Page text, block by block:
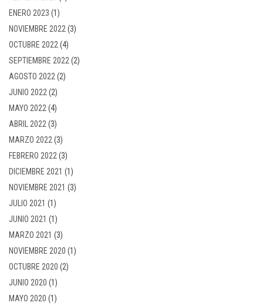
ENERO 2023 (1)
NOVIEMBRE 2022 (3)
OCTUBRE 2022 (4)
SEPTIEMBRE 2022 (2)
AGOSTO 2022 (2)
JUNIO 2022 (2)
MAYO 2022 (4)
ABRIL 2022 (3)
MARZO 2022 (3)
FEBRERO 2022 (3)
DICIEMBRE 2021 (1)
NOVIEMBRE 2021 (3)
JULIO 2021 (1)
JUNIO 2021 (1)
MARZO 2021 (3)
NOVIEMBRE 2020 (1)
OCTUBRE 2020 (2)
JUNIO 2020 (1)
MAYO 2020 (1)